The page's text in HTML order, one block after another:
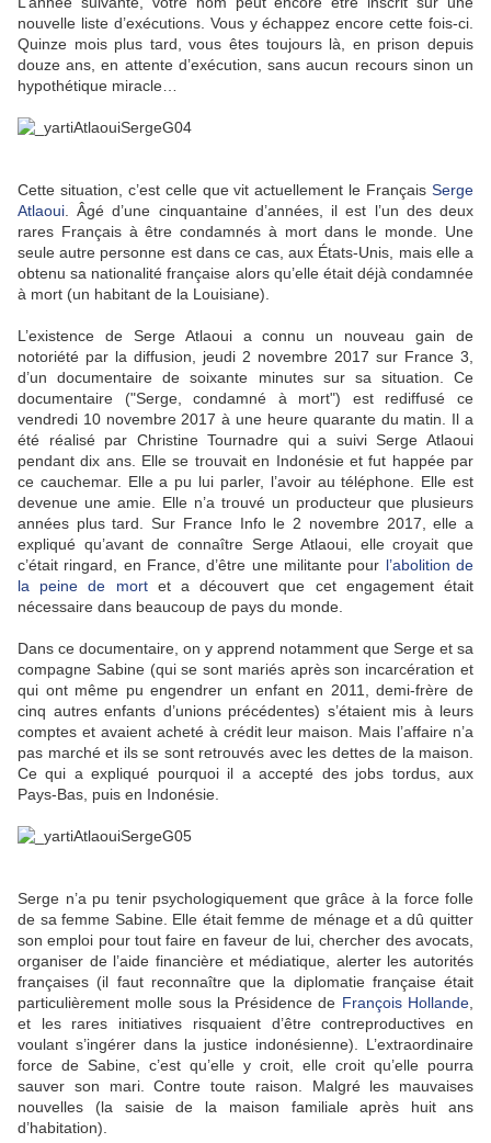
nouvelle liste d’exécutions. Vous y échappez encore cette fois-ci.
Quinze mois plus tard, vous êtes toujours là, en prison depuis
douze ans, en attente d’exécution, sans aucun recours sinon un
hypothétique miracle…
Cette situation, c’est celle que vit actuellement le Français Serge
Atlaoui . Âgé d’une cinquantaine d’années, il est l’un des deux
rares Français à être condamnés à mort dans le monde. Une
seule autre personne est dans ce cas, aux États-Unis, mais elle a
obtenu sa nationalité française alors qu’elle était déjà condamnée
à mort (un habitant de la Louisiane).
L’existence de Serge Atlaoui a connu un nouveau gain de
notoriété par la diffusion, jeudi 2 novembre 2017 sur France 3,
d’un documentaire de soixante minutes sur sa situation. Ce
documentaire ("Serge, condamné à mort") est rediffusé ce
vendredi 10 novembre 2017 à une heure quarante du matin. Il a
été réalisé par Christine Tournadre qui a suivi Serge Atlaoui
pendant dix ans. Elle se trouvait en Indonésie et fut happée par
ce cauchemar. Elle a pu lui parler, l’avoir au téléphone. Elle est
devenue une amie. Elle n’a trouvé un producteur que plusieurs
années plus tard. Sur France Info le 2 novembre 2017, elle a
expliqué qu’avant de connaître Serge Atlaoui, elle croyait que
c’était ringard, en France, d’être une militante pour l’abolition de
la peine de mortet a découvert que cet engagement était
nécessaire dans beaucoup de pays du monde.
Dans ce documentaire, on y apprend notamment que Serge et sa
compagne Sabine (qui se sont mariés après son incarcération et
qui ont même pu engendrer un enfant en 2011, demi-frère de
cinq autres enfants d’unions précédentes) s’étaient mis à leurs
comptes et avaient acheté à crédit leur maison. Mais l’affaire n’a
pas marché et ils se sont retrouvés avec les dettes de la maison.
Ce qui a expliqué pourquoi il a accepté des jobs tordus, aux
Pays-Bas, puis en Indonésie.
Serge n’a pu tenir psychologiquement que grâce à la force folle
de sa femme Sabine. Elle était femme de ménage et a dû quitter
son emploi pour tout faire en faveur de lui, chercher des avocats,
organiser de l’aide financière et médiatique, alerter les autorités
françaises (il faut reconnaître que la diplomatie française était
particulièrement molle sous la Présidence de François Hollande
et les rares initiatives risquaient d’être contreproductives en
voulant s’ingérer dans la justice indonésienne). L’extraordinaire
force de Sabine, c’est qu’elle y croit, elle croit qu’elle pourra
sauver son mari. Contre toute raison. Malgré les mauvaises
nouvelles (la saisie de la maison familiale après huit ans
d’habitation).